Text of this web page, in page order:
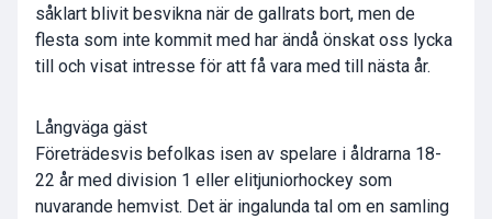
såklart blivit besvikna när de gallrats bort, men de
flesta som inte kommit med har ändå önskat oss lycka
till och visat intresse för att få vara med till nästa år.
Långväga gäst
Företrädesvis befolkas isen av spelare i åldrarna 18-
22 år med division 1 eller elitjuniorhockey som
nuvarande hemvist. Det är ingalunda tal om en samling